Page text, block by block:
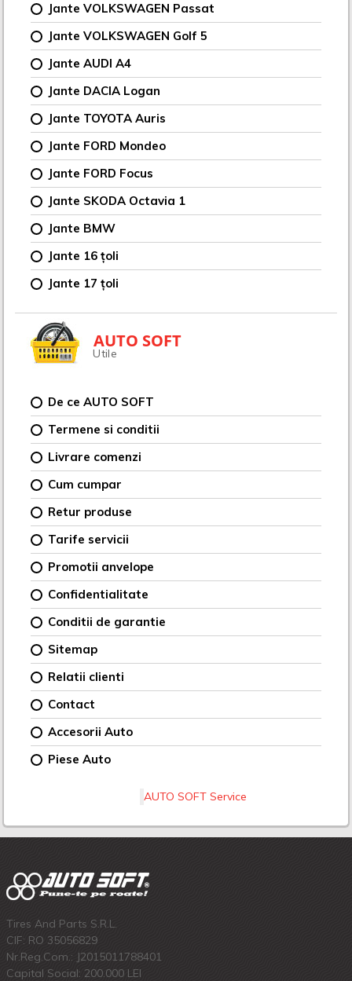
Jante VOLKSWAGEN Passat
Jante VOLKSWAGEN Golf 5
Jante AUDI A4
Jante DACIA Logan
Jante TOYOTA Auris
Jante FORD Mondeo
Jante FORD Focus
Jante SKODA Octavia 1
Jante BMW
Jante 16 țoli
Jante 17 țoli
AUTO SOFT
Utile
De ce AUTO SOFT
Termene si conditii
Livrare comenzi
Cum cumpar
Retur produse
Tarife servicii
Promotii anvelope
Confidentialitate
Conditii de garantie
Sitemap
Relatii clienti
Contact
Accesorii Auto
Piese Auto
AUTO SOFT Service
Tires And Parts S.R.L.
CIF: RO 35056829
Nr.Reg.Com.: J2015011788401
Capital Social: 200.000 LEI